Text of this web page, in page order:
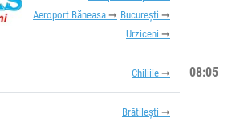
Aeroport Băneasa
București
Urziceni
Chiliile 08:05
Brătilești